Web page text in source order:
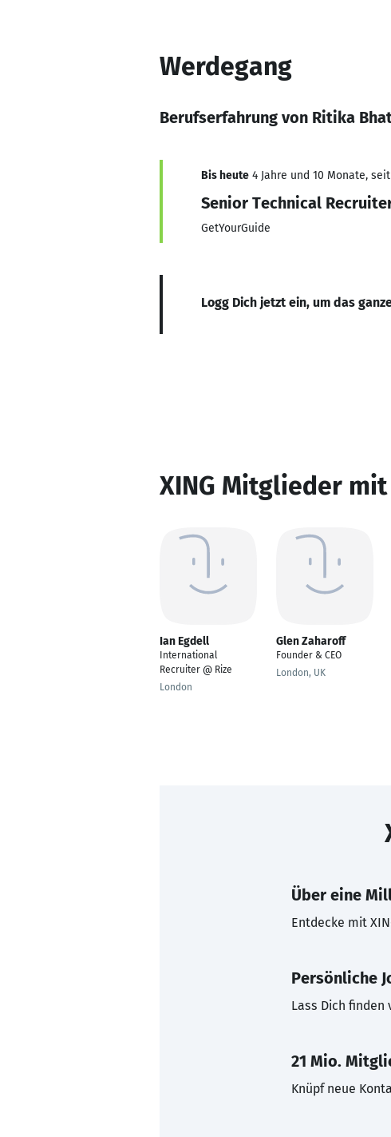
Werdegang
Berufserfahrung von Ritika
Bis heute 4 Jahre und 10 Monate, seit
Senior Technical
GetYourGuide
Logg Dich jetzt ein, um das
XING Mitglieder
Ian Egdell
International
Recruiter @ Rize
London
Glen Zaharoff
Founder & CEO
London, UK
Über eine
Entdecke mit
Persönliche
Lass Dich finden
21 Mio.
Knüpf neue